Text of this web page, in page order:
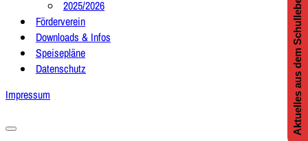
2025/2026
Förderverein
Downloads & Infos
Speisepläne
Datenschutz
Impressum
Navigationsmenü
Aktuelles aus dem Schulleben